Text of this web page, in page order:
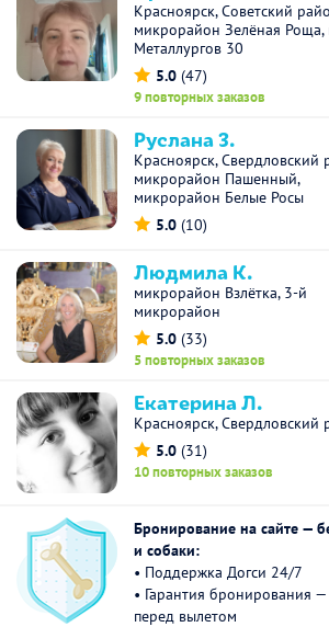
Красноярск, Советский
микрорайон Зелёная Роща,
Металлургов 30
5.0 (47)
9 повторных заказов
Руслана З.
Красноярск, Свердловский
микрорайон Пашенный,
микрорайон Белые Росы
5.0 (10)
Людмила К.
микрорайон Взлётка, 3-й
микрорайон
5.0 (33)
5 повторных заказов
Екатерина Л.
Красноярск, Свердловский
5.0 (31)
10 повторных заказов
Бронирование на сайте —
и собаки:
• Поддержка Догси 24/7
• Гарантия бронирования
перед вылетом